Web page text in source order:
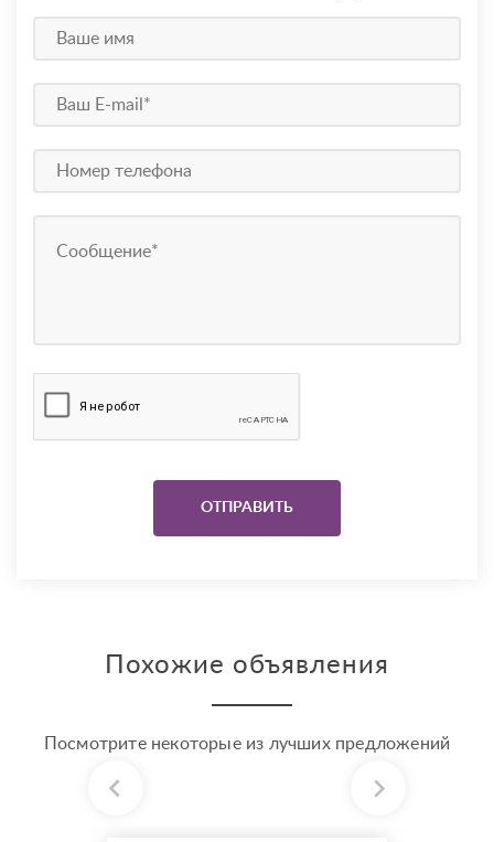
Похожие объявления
Посмотрите некоторые из лучших предложений